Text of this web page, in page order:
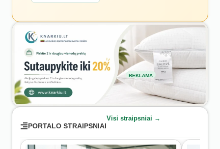
REKLAMA
PORTALO STRAIPSNIAI
Visi straipsniai →